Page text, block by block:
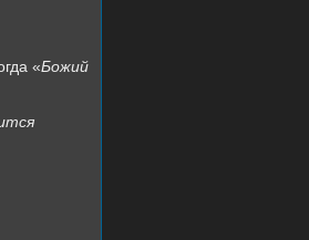
«Божий